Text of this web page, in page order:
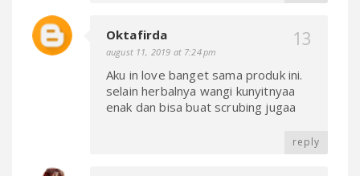
Oktafirda
august 11, 2019 at 7:24 pm
Aku in love banget sama produk ini.
selain herbalnya wangi kunyitnyaa
enak dan bisa buat scrubing jugaa
reply